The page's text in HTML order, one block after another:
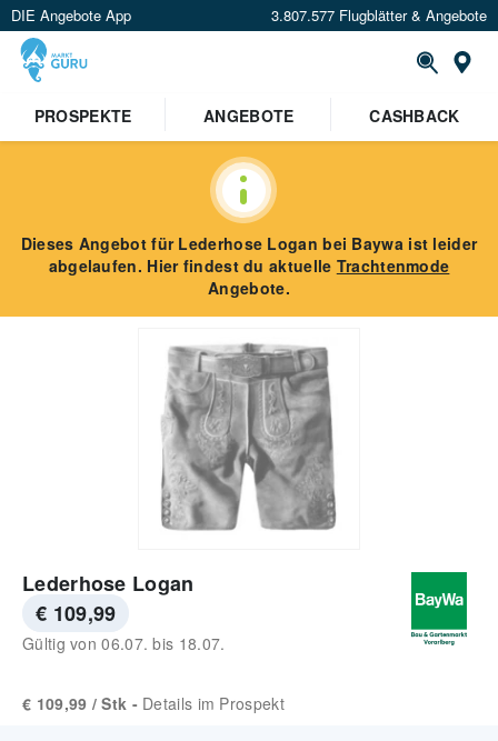
DIE Angebote App 3.807.577 Flugblätter & Angebote
PROSPEKTE
ANGEBOTE CASHBACK
Dieses Angebot für Lederhose Logan bei Baywaist leider
abgelaufen. Hier findest du aktuelle Trachtenmode
Angebote.
Lederhose Logan
€ 109,99
Gültig von06.07. bis 18.07.
€ 109,99 / Stk - Details im Prospekt